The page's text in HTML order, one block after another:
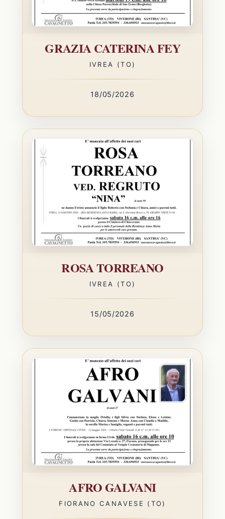
GRAZIA CATERINA FEY
IVREA (TO)
18/05/2026
ROSA TORREANO
IVREA (TO)
15/05/2026
AFRO GALVANI
FIORANO CANAVESE (TO)